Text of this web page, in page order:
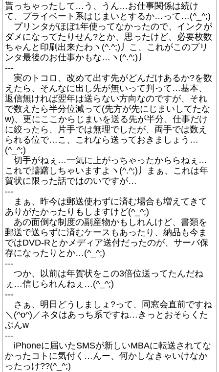
貰っちゃったして…う、うん…お仕事関係は続け
て、プライベート系はじまいとするか…って…(^_^;)
プリンタがほぼ1年使ってなかったので、インクが
ダメになってたりせん?とか、思ったけど、必要枚数
ちゃんと印刷出来たわヽ(^.^;)丿こ、これがこのプリ
ンタ最後のお仕事かもな…ヽ(^.^;)丿
---
実のトコロ、改めて出す先がどんだけあるか?を数
えたら、そんなに出し先が無いって判って…基本、
返信無ければ翌年は送らない方向なのですが、それ
で数えたら半分位減って(先方が先にじまいしてたな
w)、更にここからじまいを送る先が半分、仕事だけ
に絞ったら、片手では無理でしたが、両手では数え
られる位で…こ、これなら送っておきましょう…
(^_^;)
切手がねぇ…一気に上がっちゃったかららねぇ…
これで躊躇しちゃいますよヽ(^.^;)丿まぁ、これは年
賀状に限った話ではのいですが…
---
まぁ、昨今は郵送使わずに済む場合も増えてきて
ありがたかったりもしますけど(^_^;)
あの面倒な制度の副産物かもしれんけど、書類を
郵送で送らずに済むケースもあったり、納品も今ま
ではDVD-Rとかメディア送付だったのが、サーバ保
存になったりとか…(^_^;)
---
つか、以前は年賀状をこの3倍位送ってたんだね
ぇ…信じられんねぇ…(^_^;)
---
さぁ、明日どうしましょ?って、同窓会直前ですね
＼(^o^)／ネタはあっち系ですね…きっとおそらくた
ぶんw
---
iPhoneに届いたSMSが新しいMBAに転送されてな
かったコトに気付く…んー、何かしなきゃいけなか
ったっけ??(^_^;)